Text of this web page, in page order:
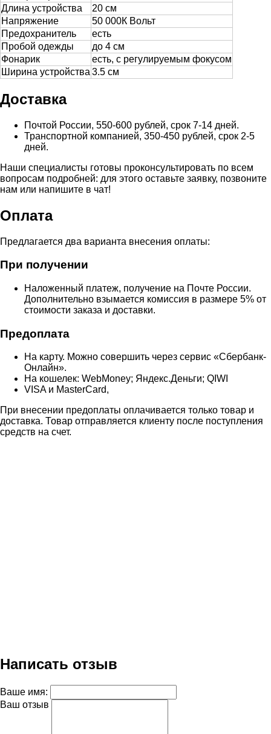
Длина устройства
20 см
Напряжение
50 000К Вольт
Предохранитель
есть
Пробой одежды
до 4 см
Фонарик
есть, с регулируемым фокусом
Ширина устройства 3.5 см
Доставка
Почтой России, 550-600 рублей, срок 7-14 дней.
Транспортной компанией, 350-450 рублей, срок 2-5
дней.
Наши специалисты готовы проконсультировать по всем
вопросам подробней: для этого оставьте заявку, позвоните
нам или напишите в чат!
Оплата
Предлагается два варианта внесения оплаты:
При получении
Наложенный платеж, получение на Почте России.
Дополнительно взымается комиссия в размере 5% от
стоимости заказа и доставки.
Предоплата
На карту. Можно совершить через сервис «Сбербанк-
Онлайн».
На кошелек: WebMoney; Яндекс.Деньги; QIWI
VISA и MasterCard,
При внесении предоплаты оплачивается только товар и
доставка. Товар отправляется клиенту после поступления
средств на счет.
Написать отзыв
Ваше имя:
Ваш отзыв